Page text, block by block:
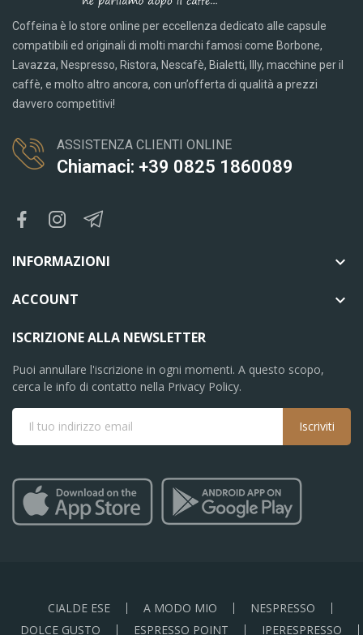
Coffeina è lo store online per eccellenza dedicato alle capsule
compatibili ed originali di molti marchi famosi come Borbone,
Lavazza, Nespresso, Ristora, Nescafè, Bialetti, Illy, macchine per il
caffè, e molto altro ancora, con un’offerta di qualità a prezzi
davvero competitivi!
ASSISTENZA CLIENTI ONLINE
Chiamaci: +39 0825 1860089
INFORMAZIONI 
ACCOUNT 
ISCRIZIONE ALLA NEWSLETTER
Puoi annullare l'iscrizione in ogni momenti. A questo scopo,
cerca le info di contatto nella Privacy Policy.
Iscriviti
CIALDE ESE A MODO MIO
NESPRESSO
DOLCE GUSTO
ESPRESSO POINT IPERESPRESSO